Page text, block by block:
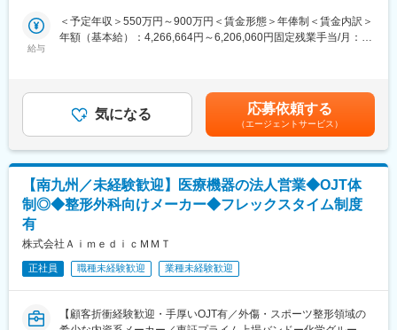
修もあります。研修期間は3～6ヶ月間。医療ビジネスや整形外科
の基礎知識、製品知識などしっかりと身につけることができま
未経験からスタートしたメンバーが多いため、新人をサポートす
る風土は全拠点をまたいで浸透しています。「メンター制度」も
取り入れており、独り立ちまでメンターを中心に、全てマンツー
マン指導でサポートいたします。またメンターだけではなく「チ
ームで協力して業務を遂行していく」のが当社流です。
■幅広いキャリアパス
将来は、エリアを統括するリージョナルマネージャー (30代前半
のリージョナルマネージャーもいます)、または営業スペシャリス
変更の範囲：会社の定める業務
ます。
【変更の範囲：会社の定める業務】
できる環境です～
適切なフォローを実施するために約300人のMR数を保って運営し
ており、プロジェクト終了の数か月前から面談を実施しているた
め、隙間なくアサインすることができますのでMRの成長機会を奪
うことは決してございません。適切なフォローが顧客である製薬
企業からの満足にもつながり、業界内でも評価されています。
■親身なフォロー体制とキャリアを築ける評価制度
があればいつでも連絡できる距離感です。一カ月に一度の面談も
実施しており、日々の業務だけでなく中長期的な視点での相談も
可能です。また、クライアント・社内評価に基いた明確な評価制
です。
給与
＜予定年収＞550万円～900万円＜賃金形態＞年俸制＜賃金内訳＞
年額（基本給）：4,266,664円～6,206,060円固定残業手当/月：
給与補足＞■別途、外勤手当など手当支給※経験・能力などを考慮
の上、話し合いで決定賃金はあくまでも目安の金額であり、選考
を通じて上下する可能性があります。月給(月額)は固定手当を含め
た表記です。
気になる 応募依頼する
（エージェントサービス）
【南九州／未経験歓迎】医療機器の法人営業◆OJT体
制◎◆整形外科向けメーカー◆フレックスタイム制度
有
株式会社ＡｉｍｅｄｉｃＭＭＴ
正社員 職種未経験歓迎 業種未経験歓迎
【顧客折衝経験歓迎・手厚いOJT有／外傷・スポーツ整形領域の